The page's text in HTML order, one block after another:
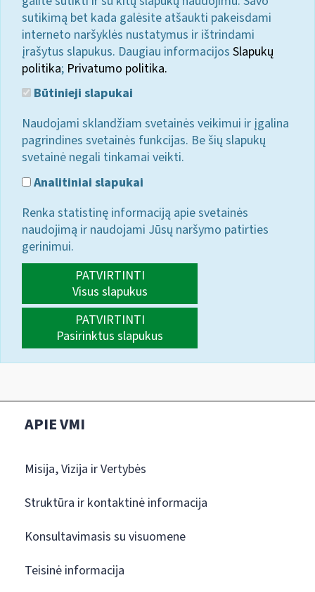
sutikimą bet kada galėsite atšaukti pakeisdami
interneto naršyklės nustatymus ir ištrindami
įrašytus slapukus. Daugiau informacijos Slapukų
politika; Privatumo politika.
Būtinieji slapukai
Naudojami sklandžiam svetainės veikimui ir įgalina
pagrindines svetainės funkcijas. Be šių slapukų
svetainė negali tinkamai veikti.
Analitiniai slapukai
Renka statistinę informaciją apie svetainės
naudojimą ir naudojami Jūsų naršymo patirties
gerinimui.
PATVIRTINTI
Visus slapukus
PATVIRTINTI
Pasirinktus slapukus
APIE VMI
Misija, Vizija ir Vertybės
Struktūra ir kontaktinė informacija
Konsultavimasis su visuomene
Teisinė informacija